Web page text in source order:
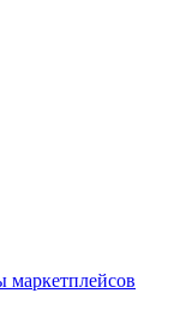
маркетплейсов